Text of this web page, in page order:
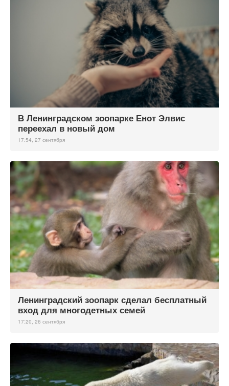
В Ленинградском зоопарке Енот Элвис
переехал в новый дом
17:54, 27 сентября
Ленинградский зоопарк сделал бесплатный
вход для многодетных семей
17:20, 26 сентября